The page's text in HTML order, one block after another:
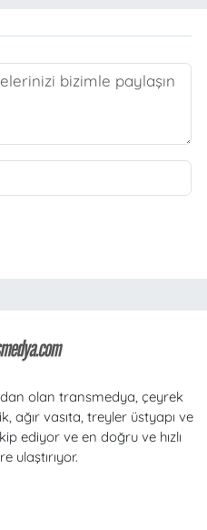
olan transmedya, çeyrek
ağır vasıta, treyler üstyapı ve
ediyor ve en doğru ve hızlı
ulaştırıyor.